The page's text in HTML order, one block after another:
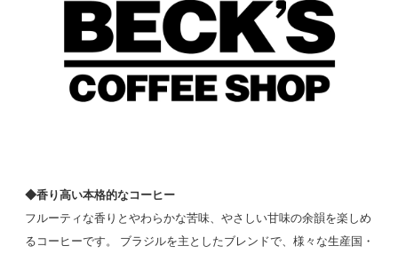
◆香り高い本格的なコーヒー
フルーティな香りとやわらかな苦味、やさしい甘味の余韻を楽しめ
るコーヒーです。 ブラジルを主としたブレンドで、様々な生産国・